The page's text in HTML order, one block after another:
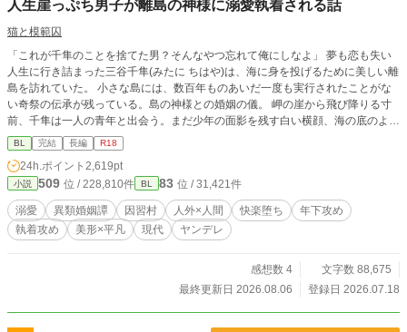
人生崖っぷち男子が離島の神様に溺愛執着される話
猫と模範囚
「これが千隼のことを捨てた男？そんなやつ忘れて俺にしなよ」 夢も恋も失い
人生に行き詰まった三谷千隼(みたに ちはや)は、海に身を投げるために美しい離
島を訪れていた。 小さな島には、数百年ものあいだ一度も実行されたことがな
い奇祭の伝承が残っている。島の神様との婚姻の儀。 岬の崖から飛び降りる寸
前、千隼は一人の青年と出会う。まだ少年の面影を残す白い横顔、海の底のよう
な瑠璃色の瞳、幻想的な美貌の不思議な子だった。 「俺の名前、千隼が決め
て」 なぜか名前を教えてくれない青年に、千隼は瑠璃(るり)という呼び名をつけ
る。 どこか浮世離れしているけど人懐っこい瑠璃との交流で、千隼は少しずつ
生きる気力を取り戻していく。 しかしあるとき、瑠璃が島の人々から神様と崇
められる存在だと知り……。 汚れた過去を持つ千隼がはじめて掴んだ本物の
恋、閉ざされた離島の土着信仰の狂気、瑠璃の正体。いつのまにか千隼は島の奇
妙な因習に囚われていく。 溺愛執着年下攻め(神)×元ビッチ受け ※作中で浮気描
神、花嫁として扱われる場面があるけど、瑠璃はリバ要素なしの攻め男です 全3
BL 完結 長編 R18
24h.ポイント 2,619pt
小説 509 位 / 228,810件 BL 83 位 / 31,421件
溺愛 異類婚姻譚 因習村 人外×人間 快楽堕ち
年下攻め
執着攻め
美形×平凡 現代 ヤンデレ
感想数 4
文字数 88,675
最終更新日 2026.08.06
登録日 2026.07.18